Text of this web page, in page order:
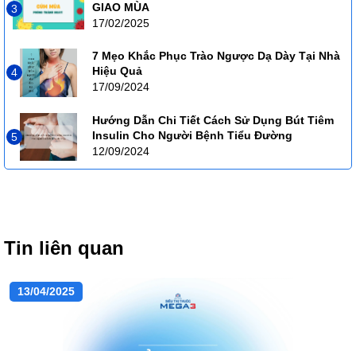
3
GIAO MÙA
17/02/2025
4
7 Mẹo Khắc Phục Trào Ngược Dạ Dày Tại Nhà
Hiệu Quả
17/09/2024
5
Hướng Dẫn Chi Tiết Cách Sử Dụng Bút Tiêm
Insulin Cho Người Bệnh Tiểu Đường
12/09/2024
Tin liên quan
13/04/2025